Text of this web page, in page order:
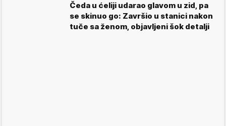
Čeda u ćeliji udarao glavom u zid, pa
se skinuo go: Završio u stanici nakon
tuče sa ženom, objavljeni šok detalji